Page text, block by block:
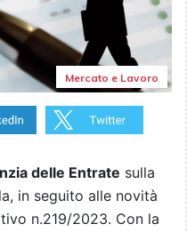
Mercato e Lavoro
delle Entrate sulla
in seguito alle novità
n.219/2023. Con la